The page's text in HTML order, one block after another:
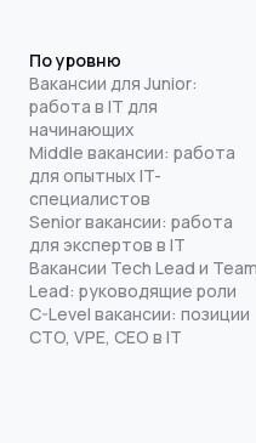
По уровню
Вакансии для Junior:
работа в IT для
начинающих
Middle вакансии: работа
для опытных IT-
специалистов
Senior вакансии: работа
для экспертов в IT
Вакансии Tech Lead и Team
Lead: руководящие роли
C-Level вакансии: позиции
CTO, VPE, CEO в IT